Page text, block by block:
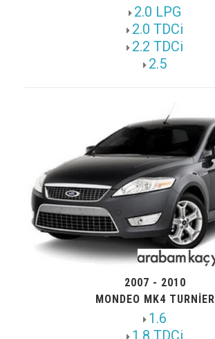
2.0 LPG
2.0 TDCi
2.2 TDCi
2.5
2007 - 2010
MONDEO MK4 TURNIER
1.6
1.8 TDCi